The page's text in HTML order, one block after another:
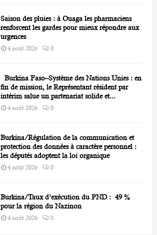
Saison des pluies : à Ouaga les pharmaciens
renforcent les gardes pour mieux répondre aux
urgences
4 août 2026 0
Burkina Faso–Système des Nations Unies : en
fin de mission, le Représentant résident par
intérim salue un partenariat solide et...
4 août 2026 0
Burkina/Régulation de la communication et
protection des données à caractère personnel :
les députés adoptent la loi organique
4 août 2026 0
Burkina/Taux d’exécution du PND : 49 %
pour la région du Nazinon
4 août 2026 0